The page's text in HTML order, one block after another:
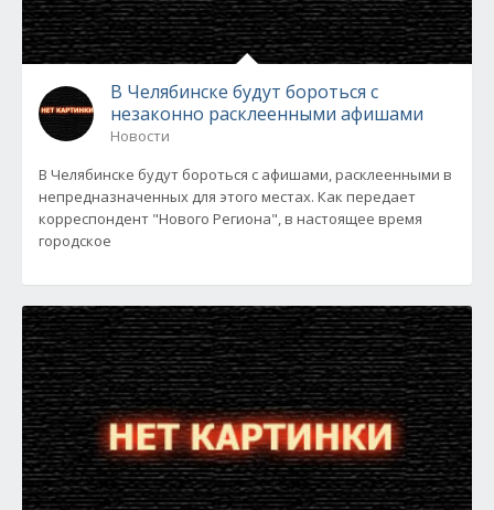
В Челябинске будут бороться с
незаконно расклеенными афишами
Новости
В Челябинске будут бороться с афишами, расклеенными в
непредназначенных для этого местах. Как передает
корреспондент "Нового Региона", в настоящее время
городское